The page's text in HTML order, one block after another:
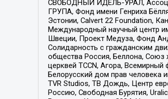
СВОБОДНЫЙ ИДЕЛЬ-УРАЛ,
ГРУПА, Фонд имени Генриха
Эстонии, Calvert 22 Foundation,
Международный научный центр
Швеции, Проект Медуза, Фонд
Солидарность с гражданским
общества Россия, Беллона, Союз
церквей TCCN, Агора,
Белорусский дом прав человека
TVR Studios, ТВ Дождь, Центр
Россию, Свободная Бурятия,